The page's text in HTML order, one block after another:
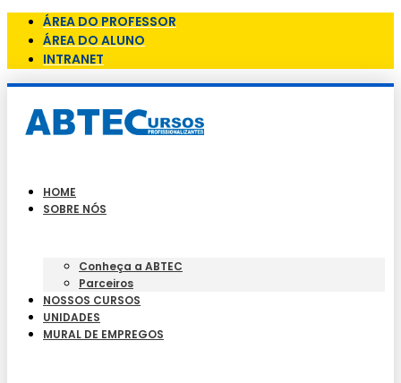
ÁREA DO PROFESSOR
ÁREA DO ALUNO
INTRANET
HOME
SOBRE NÓS
Conheça a ABTEC
Parceiros
NOSSOS CURSOS
UNIDADES
MURAL DE EMPREGOS